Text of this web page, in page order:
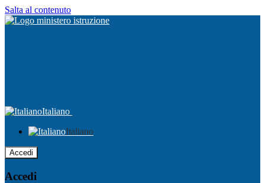
Salta al contenuto
Italiano
Italiano
Accedi
Accedi